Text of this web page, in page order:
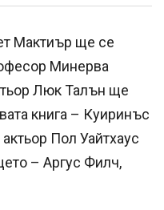
Мактиър ще се
Минерва
Люк Талън ще
книга – Куиринъс
Пол Уайтхаус
– Аргус Филч,